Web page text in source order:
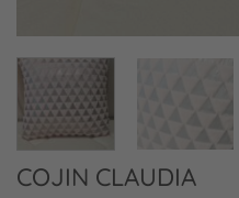
COJIN CLAUDIA